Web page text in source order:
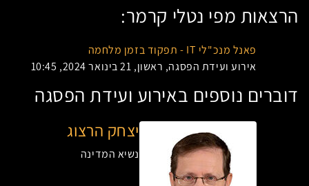
הרצאות מפי נטלי קרמר:
פאנל מנכ"לי IT - תפקוד בזמן מלחמה
אירוע ועידת הפסגה, ראשון, 21 בינואר 2024, 10:45
דוברים נוספים באירוע ועידת הפסגה
יצחק הרצוג
נשיא המדינה